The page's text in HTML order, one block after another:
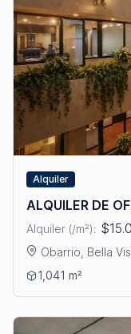
Alquiler
ALQUILER DE
Alquiler (/m²):
Obarrio, Bella
Ver detalles:
1,041 m²